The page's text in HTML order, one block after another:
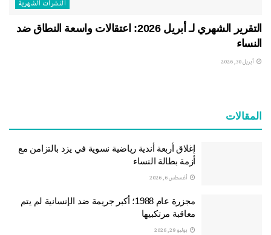
النشرات الشهریة
التقرير الشهري لـ أبريل 2026: اعتقالات واسعة النطاق ضد
النساء
أبريل 30, 2026
المقالات
إغلاق أربعة أندية رياضية نسوية في يزد بالتزامن مع
أزمة بطالة النساء
أغسطس 6, 2026
مجزرة عام 1988؛ أكبر جريمة ضد الإنسانية لم يتم
معاقبة مرتكبيها
يوليو 29, 2026